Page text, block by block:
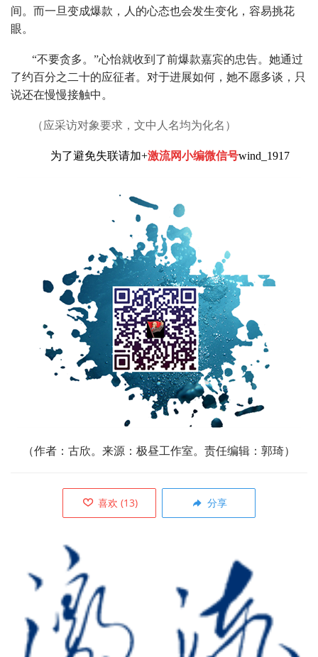
间。而一旦变成爆款，人的心态也会发生变化，容易挑花
眼。
“不要贪多。”心怡就收到了前爆款嘉宾的忠告。她通过
了约百分之二十的应征者。对于进展如何，她不愿多谈，只
说还在慢慢接触中。
（应采访对象要求，文中人名均为化名）
为了避免失联请加+激流网小编微信号wind_1917
（作者：古欣。来源：极昼工作室。责任编辑：郭琦）
喜欢 (13) 分享